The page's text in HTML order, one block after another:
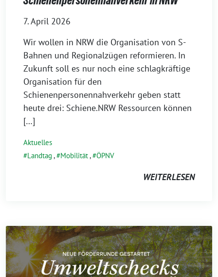
7. April 2026
Wir wollen in NRW die Organisation von S-
Bahnen und Regionalzügen reformieren. In
Zukunft soll es nur noch eine schlagkräftige
Organisation für den
Schienenpersonennahverkehr geben statt
heute drei: Schiene.NRW Ressourcen können
[…]
Aktuelles
Landtag , Mobilität, ÖPNV
WEITERLESEN